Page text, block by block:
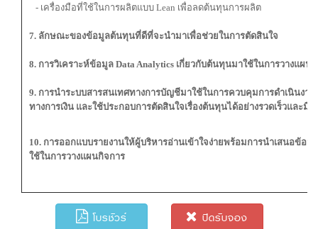
- เครื่องมือที่ใช้ในการผลิตแบบ Lean เพื่อลดต้นทุนการผลิต
7. ลักษณะของข้อมูลต้นทุนที่ดีที่จะนำมาเพื่อช่วยในการตัดสินใจ
8. การวิเคราะห์ข้อมูล Data Analytics เกี่ยวกับต้นทุนมาใช้ในการวางแผ
9. การนำระบบสารสนเทศทางการบัญชีมาใช้ในการควบคุมการดำเนินงา
ทางการเงิน และใช้ประกอบการตัดสินใจเรื่องต้นทุนได้อย่างรวดเร็วและมี
10. การออกแบบรายงานให้ผู้บริหารอ่านเข้าใจง่ายพร้อมการนำเสนอข้
ใช้ในการวางแผนกิจการ
โบรชัวร์ ปิดรับจอง